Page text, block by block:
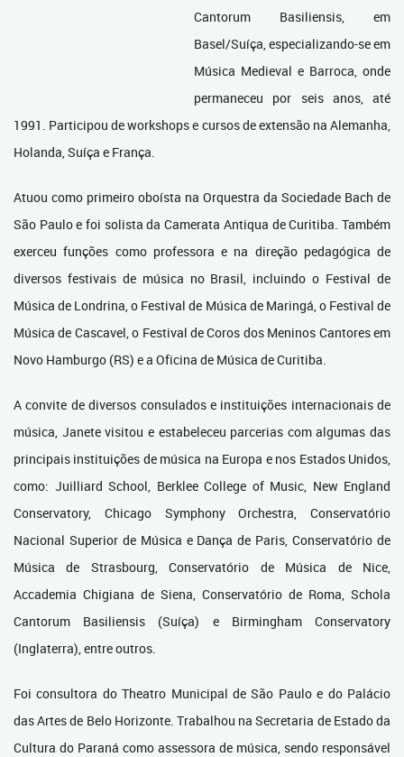
Cantorum Basiliensis, em
Basel/Suíça, especializando-se em
Música Medieval e Barroca, onde
permaneceu por seis anos, até
1991. Participou de workshops e cursos de extensão na Alemanha,
Holanda, Suíça e França.
Atuou como primeiro oboísta na Orquestra da Sociedade Bach de
São Paulo e foi solista da Camerata Antiqua de Curitiba. Também
exerceu funções como professora e na direção pedagógica de
diversos festivais de música no Brasil, incluindo o Festival de
Música de Londrina, o Festival de Música de Maringá, o Festival de
Música de Cascavel, o Festival de Coros dos Meninos Cantores em
Novo Hamburgo (RS) e a Oficina de Música de Curitiba.
A convite de diversos consulados e instituições internacionais de
música, Janete visitou e estabeleceu parcerias com algumas das
principais instituições de música na Europa e nos Estados Unidos,
como: Juilliard School, Berklee College of Music, New England
Conservatory, Chicago Symphony Orchestra, Conservatório
Nacional Superior de Música e Dança de Paris, Conservatório de
Música de Strasbourg, Conservatório de Música de Nice,
Accademia Chigiana de Siena, Conservatório de Roma, Schola
Cantorum Basiliensis (Suíça) e Birmingham Conservatory
(Inglaterra), entre outros.
Foi consultora do Theatro Municipal de São Paulo e do Palácio
das Artes de Belo Horizonte. Trabalhou na Secretaria de Estado da
Cultura do Paraná como assessora de música, sendo responsável